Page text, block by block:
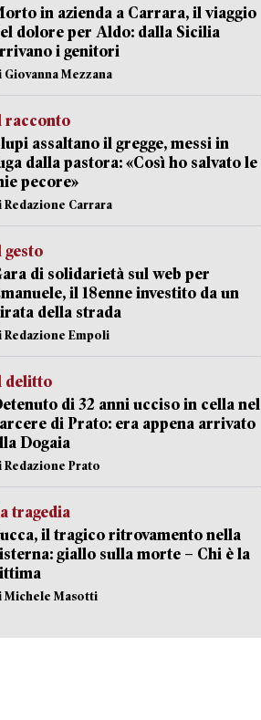
in azienda a Carrara, il viaggio
dolore per Aldo: dalla Sicilia
i genitori
Giovanna Mezzana
racconto
assaltano il gregge, messi in
dalla pastora: «Così ho salvato le
pecore»
Redazione Carrara
gesto
di solidarietà sul web per
il 18enne investito da un
della strada
Redazione Empoli
delitto
di 32 anni ucciso in cella nel
di Prato: era appena arrivato
Dogaia
Redazione Prato
tragedia
il tragico ritrovamento nella
giallo sulla morte – Chi è la
Michele Masotti